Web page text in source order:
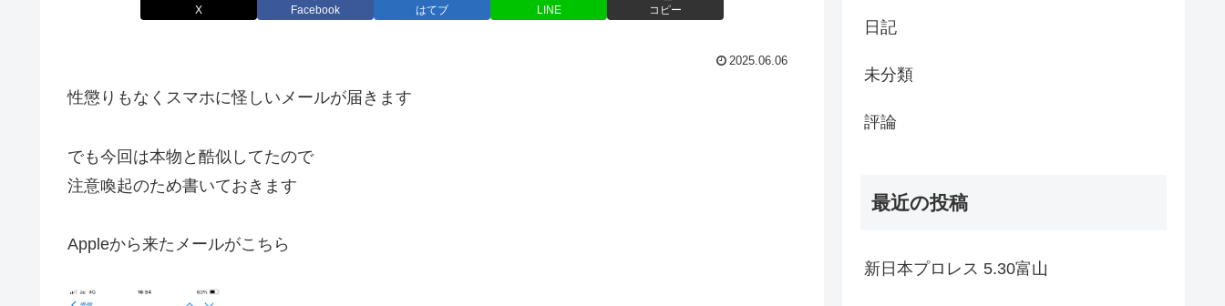
X Facebook はてブ LINE コピー
2025.06.06
性懲りもなくスマホに怪しいメールが届きます
でも今回は本物と酷似してたので
注意喚起のため書いておきます
Appleから来たメールがこちら
日記
未分類
評論
最近の投稿
新日本プロレス 5.30富山